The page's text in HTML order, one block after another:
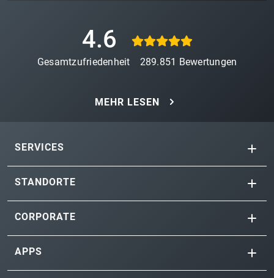
4.6
Gesamtzufriedenheit 289.851 Bewertungen
MEHR LESEN
SERVICES
STANDORTE
CORPORATE
APPS